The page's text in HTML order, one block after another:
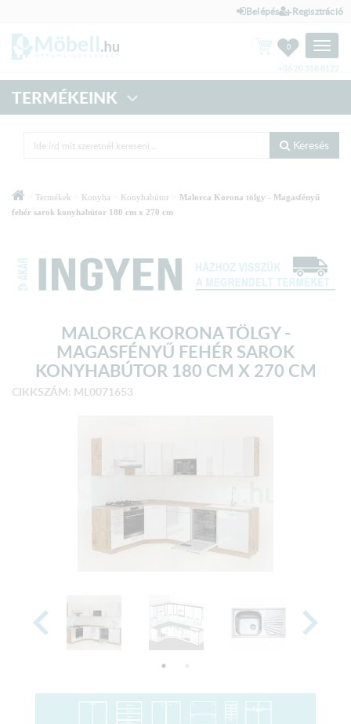
Belépés Regisztráció
Toggle
0
+36 20 318 8122
TERMÉKEINK
Keresés
Termékek Konyha Konyhabútor
Malorca Korona tölgy - Magasfényű
fehér sarok konyhabútor 180 cm x 270 cm
MALORCA KORONA TÖLGY -
MAGASFÉNYŰ FEHÉR SAROK
KONYHABÚTOR 180 CM X 270 CM
CIKKSZÁM: ML0071653